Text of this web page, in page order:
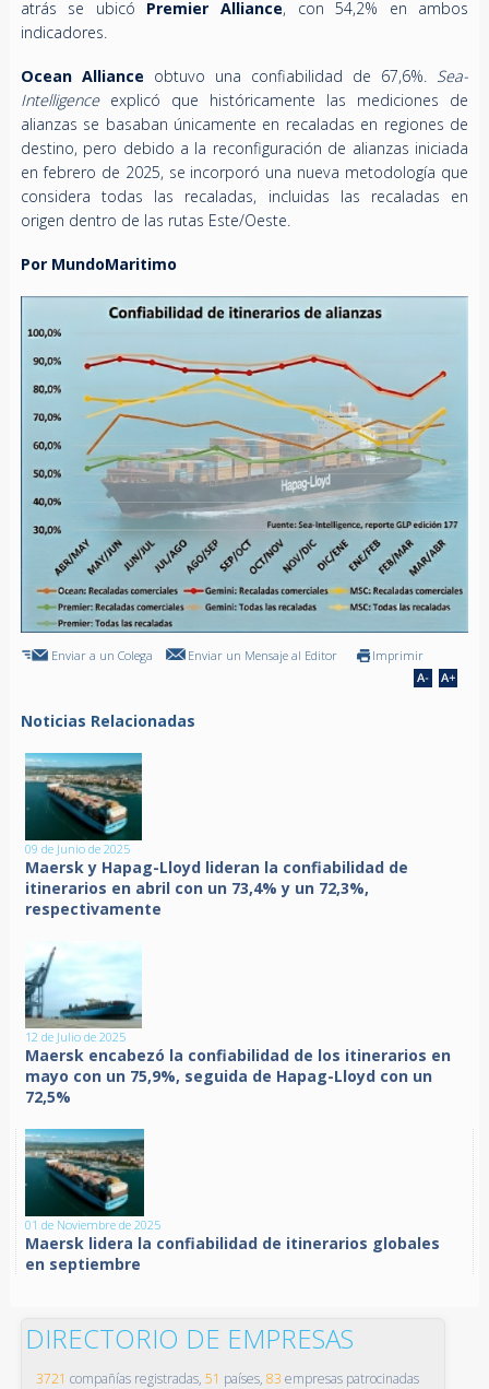
atrás se ubicó Premier Alliance, con 54,2% en ambos
indicadores.
Ocean Alliance obtuvo una confiabilidad de 67,6%. Sea-
Intelligence explicó que históricamente las mediciones de
alianzas se basaban únicamente en recaladas en regiones de
destino, pero debido a la reconfiguración de alianzas iniciada
en febrero de 2025, se incorporó una nueva metodología que
considera todas las recaladas, incluidas las recaladas en
origen dentro de las rutas Este/Oeste.
Por MundoMaritimo
Enviar a un Colega Enviar un Mensaje al Editor Imprimir
Noticias Relacionadas
09 de Junio de 2025
Maersk y Hapag-Lloyd lideran la confiabilidad de
itinerarios en abril con un 73,4% y un 72,3%,
respectivamente
12 de Julio de 2025
Maersk encabezó la confiabilidad de los itinerarios en
mayo con un 75,9%, seguida de Hapag-Lloyd con un
72,5%
01 de Noviembre de 2025
Maersk lidera la confiabilidad de itinerarios globales
en septiembre
DIRECTORIO DE EMPRESAS
3721 compañías registradas, 51 países, 83 empresas patrocinadas